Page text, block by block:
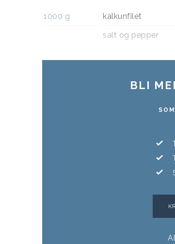
1000 g kalkunfilet
salt og pepper
BLI